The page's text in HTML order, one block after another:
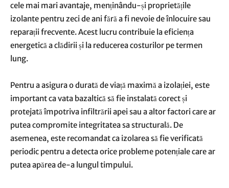
cele mai mari avantaje, menținându-și proprietățile
izolante pentru zeci de ani fără a fi nevoie de înlocuire sau
reparații frecvente. Acest lucru contribuie la eficiența
energetică a clădirii și la reducerea costurilor pe termen
lung.
Pentru a asigura o durată de viață maximă a izolației, este
important ca vata bazaltică să fie instalată corect și
protejată împotriva infiltrării apei sau a altor factori care ar
putea compromite integritatea sa structurală. De
asemenea, este recomandat ca izolarea să fie verificată
periodic pentru a detecta orice probleme potențiale care ar
putea apărea de-a lungul timpului.